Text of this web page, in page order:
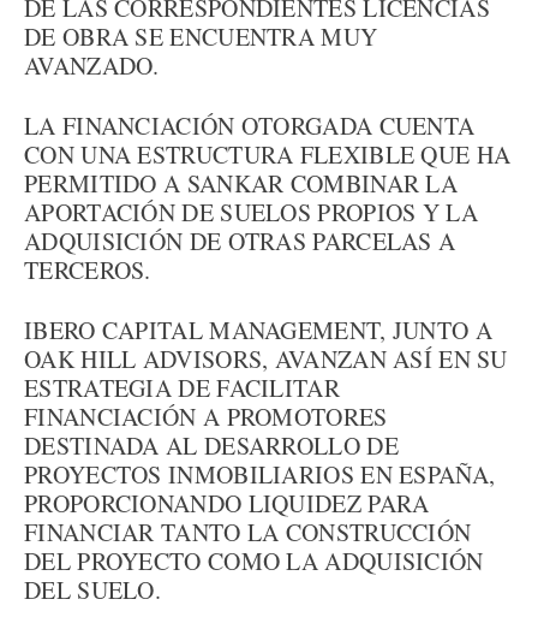
DE LAS CORRESPONDIENTES LICENCIAS
DE OBRA SE ENCUENTRA MUY
AVANZADO.
LA FINANCIACIÓN OTORGADA CUENTA
CON UNA ESTRUCTURA FLEXIBLE QUE HA
PERMITIDO A SANKAR COMBINAR LA
APORTACIÓN DE SUELOS PROPIOS Y LA
ADQUISICIÓN DE OTRAS PARCELAS A
TERCEROS.
IBERO CAPITAL MANAGEMENT, JUNTO A
OAK HILL ADVISORS, AVANZAN ASÍ EN SU
ESTRATEGIA DE FACILITAR
FINANCIACIÓN A PROMOTORES
DESTINADA AL DESARROLLO DE
PROYECTOS INMOBILIARIOS EN ESPAÑA,
PROPORCIONANDO LIQUIDEZ PARA
FINANCIAR TANTO LA CONSTRUCCIÓN
DEL PROYECTO COMO LA ADQUISICIÓN
DEL SUELO.